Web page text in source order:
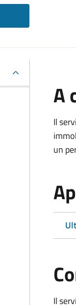
A
Il
un
Il